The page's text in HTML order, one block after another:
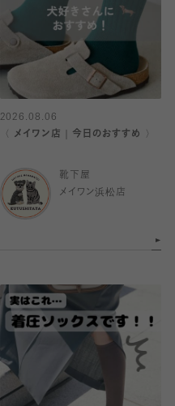
2026.08.06
〈 メイワン店｜今日のおすすめ 〉
靴下屋
メイワン浜松店